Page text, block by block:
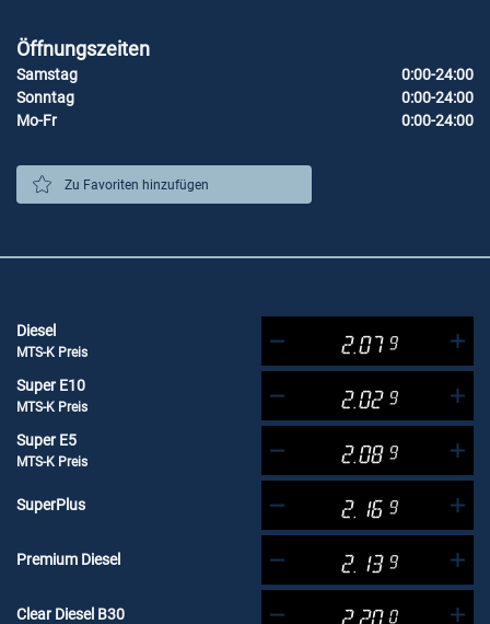
Öffnungszeiten
Samstag
0:00-24:00
Sonntag
0:00-24:00
Mo-Fr
0:00-24:00
Zu Favoriten hinzufügen
Diesel
MTS-K Preis 2.07 9
Super E10
MTS-K Preis 2.02 9
Super E5
MTS-K Preis 2.08 9
SuperPlus 2.16 9
Premium Diesel 2.13 9
Clear Diesel B30 2.20 0